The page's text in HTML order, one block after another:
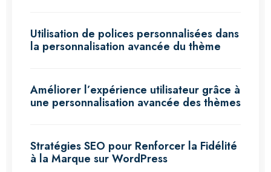
Utilisation de polices personnalisées dans
la personnalisation avancée du thème
Améliorer l’expérience utilisateur grâce à
une personnalisation avancée des thèmes
Stratégies SEO pour Renforcer la Fidélité
à la Marque sur WordPress